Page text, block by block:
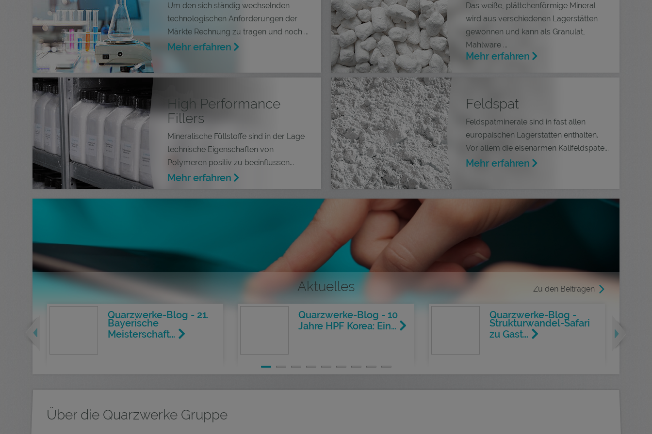
Um den sich ständig wechselnden
technologischen Anforderungen der
Märkte Rechnung zu tragen und noch ...
Mehr erfahren
Das weiße, plättchenförmige Mineral
wird aus verschiedenen Lagerstätten
gewonnen und kann als Granulat,
Mahlware ...
Mehr erfahren
High Performance
Fillers
Mineralische Füllstoffe sind in der Lage
technische Eigenschaften von
Polymeren positiv zu beeinflussen...
Mehr erfahren
Feldspat
Feldspatminerale sind in fast allen
europäischen Lagerstätten enthalten.
Vor allem die eisenarmen Kalifeldspäte...
Mehr erfahren
Aktuelles Zu den Beiträgen
Quarzwerke-Blog - 21.
Bayerische
Meisterschaft…
Quarzwerke-Blog - 10
Jahre HPF Korea: Ein…
Quarzwerke-Blog -
Strukturwandel-Safari
zu Gast…
Previous
Über die Quarzwerke Gruppe